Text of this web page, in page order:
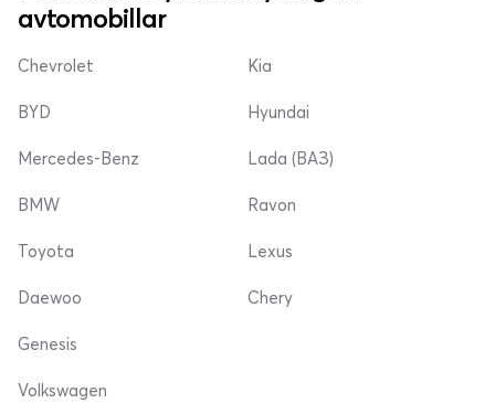
avtomobillar
Chevrolet
BYD
Mercedes-Benz
Kia
Hyundai
Lada (ВАЗ)
BMW
Toyota
Daewoo
Ravon
Lexus
Chery
Genesis
Volkswagen